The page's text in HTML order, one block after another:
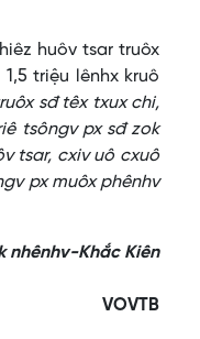
huôv tsar truôx
triệu lênhx kruô
sđ têx txux chi,
tsôngv px sđ zok
tsar, cxiv uô cxuô
px muôx phênhv
nhênhv-Khắc Kiên
VOVTB